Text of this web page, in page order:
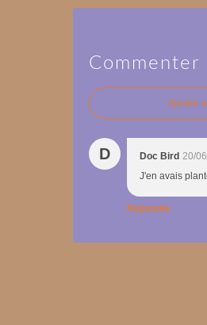
Ajouter
D Doc Bird 20/
J'en avais
Répondre